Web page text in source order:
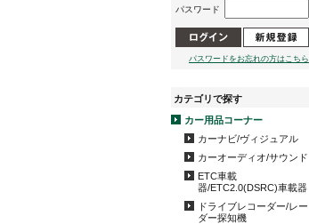
パスワード
パスワードをお忘れの方はこちら
カテゴリで探す
カー用品コーナー
カーナビ/ヴィジュアル
カーオーディオ/サウンド
ETC車載
器/ETC2.0(DSRC)車載器
ドライブレコーダー/レー
ダー探知機